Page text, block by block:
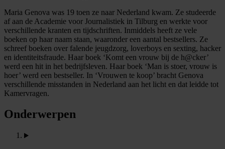
Maria Genova was 19 toen ze naar Nederland kwam. Ze studeerde
af aan de Academie voor Journalistiek in Tilburg en werkte voor
verschillende kranten en tijdschriften. Inmiddels heeft ze vele
boeken op haar naam staan, waaronder een aantal bestsellers. Ze
schreef boeken over falende jeugdzorg, loverboys en sexting, hacker
en identiteitsfraude. Haar boek ‘Komt een vrouw bij de h@cker’
werd een hit in het bedrijfsleven. Haar boek ‘Man is stoer, vrouw is
hoer’ werd een bestseller. In ‘Vrouwen te koop’ bracht Genova
verschillende misstanden in Nederland aan het licht en dat leidde tot
Kamervragen.
Onderwerpen